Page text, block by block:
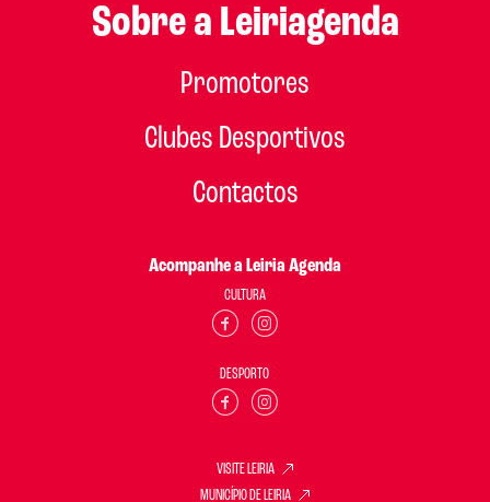
Sobre a Leiriagenda
Promotores
Clubes Desportivos
Contactos
Acompanhe a Leiria Agenda
CULTURA
DESPORTO
VISITE LEIRIA
MUNICÍPIO DE LEIRIA